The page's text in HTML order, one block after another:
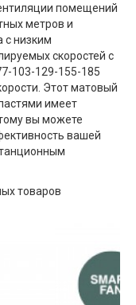
помещений
метров и
с низким
скоростей с
103-129-155-185
Этот матовый
имеет
вы можете
вашей
товаров